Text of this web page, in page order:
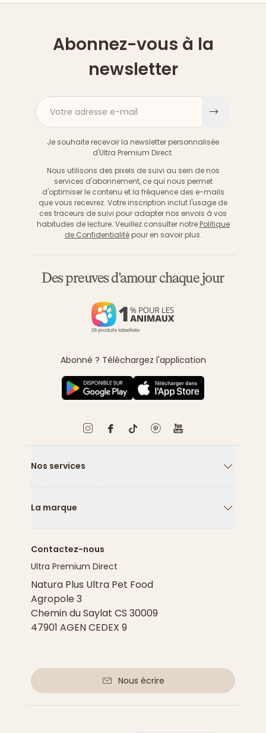
Abonnez-vous à la
newsletter
Votre adresse e-mail
Je souhaite recevoir la newsletter personnalisée
d'Ultra Premium Direct.
Nous utilisons des pixels de suivi au sein de nos
services d'abonnement, ce qui nous permet
d'optimiser le contenu et la fréquence des e-mails
que vous recevrez. Votre inscription inclut l'usage de
ces traceurs de suivi pour adapter nos envois à vos
habitudes de lecture. Veuillez consulter notre Politique
de Confidentialitépour en savoir plus.
Des preuves d'amour chaque jour
Abonné ? Téléchargez l'application
Nos services
La marque
Contactez-nous
Ultra Premium Direct
Natura Plus Ultra Pet Food
Agropole 3
Chemin du Saylat CS 30009
47901 AGEN CEDEX 9
Nous écrire